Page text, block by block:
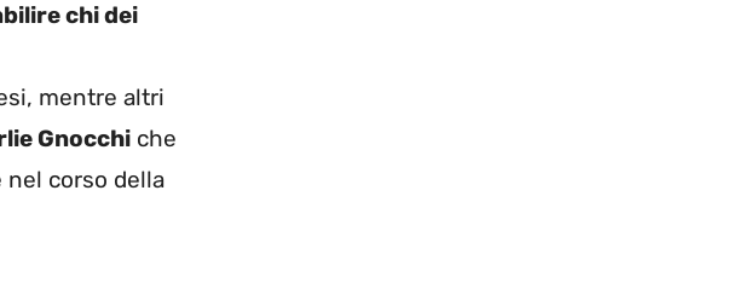
chi dei
mentre altri
Gnocchi che
nel corso della